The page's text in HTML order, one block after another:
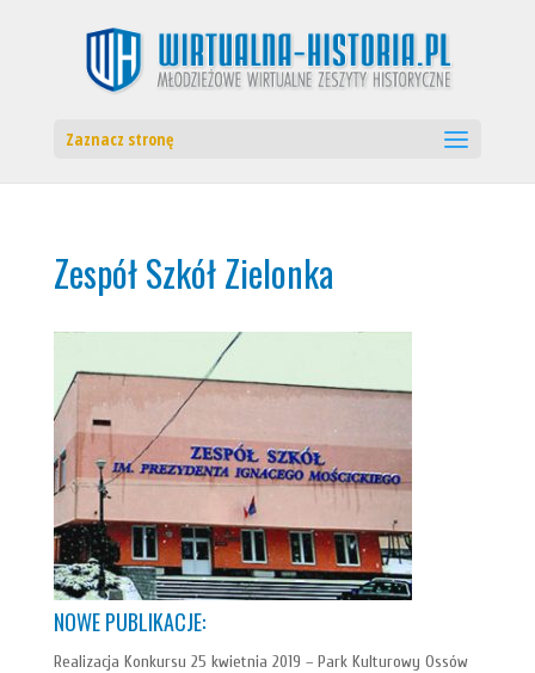
Zaznacz stronę
Zespół Szkół Zielonka
NOWE PUBLIKACJE:
Realizacja Konkursu 25 kwietnia 2019 – Park Kulturowy Ossów